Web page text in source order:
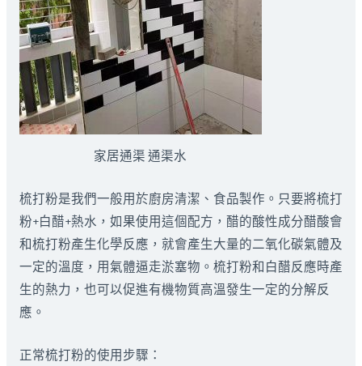
家居通渠 通渠水
梳打粉是我們一般用於廚房清潔、食品製作。只要將梳打
粉+白醋+熱水，如果使用這個配方，醋的酸性成分醋酸會
和梳打粉產生化學反應，就會產生大量的二氧化碳氣體及
一定的溫度，用氣體逼走淤塞物。梳打粉和白醋反應時產
生的熱力，也可以促進有機物質高溫發生一定的分解反
應。
正常梳打粉的使用步驟：